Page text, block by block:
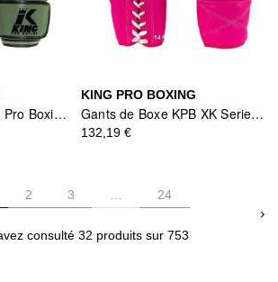
Gants de Boxe King Pro Boxing Platinum Series Vert/Noir
KING PRO BOXING
Gants de Boxe KPB XK Series Rose et Blanc - KING PRO BOXING
132,19 €
2 3 24
consulté 32 produits sur 753
keyboard_arrow_right